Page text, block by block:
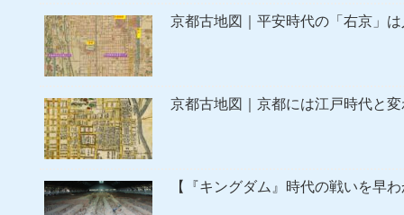
京都古地図｜平安時代の「右京」
京都古地図｜京都には江戸時代と
【『キングダム』時代の戦いを早